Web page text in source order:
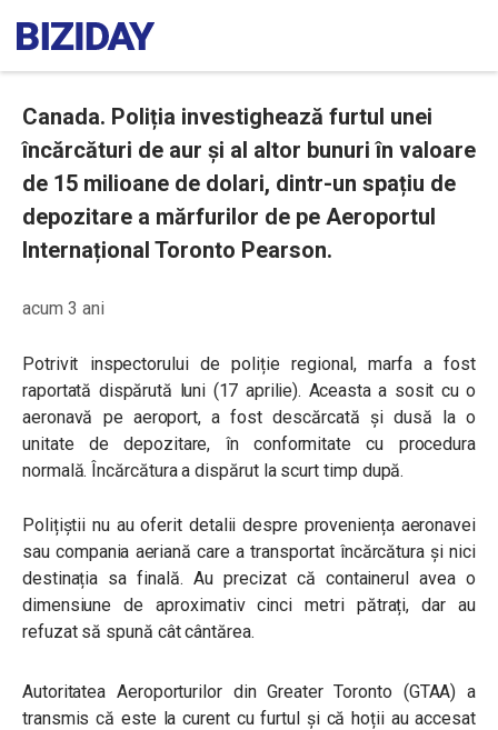
Canada. Poliția investighează furtul unei
încărcături de aur și al altor bunuri în valoare
de 15 milioane de dolari, dintr-un spațiu de
depozitare a mărfurilor de pe Aeroportul
Internațional Toronto Pearson.
acum 3 ani
Potrivit inspectorului de poliție regional, marfa a fost
raportată dispărută luni (17 aprilie). Aceasta a sosit cu o
aeronavă pe aeroport, a fost descărcată și dusă la o
unitate de depozitare, în conformitate cu procedura
normală. Încărcătura a dispărut la scurt timp după.
Polițiștii nu au oferit detalii despre proveniența aeronavei
sau compania aeriană care a transportat încărcătura și nici
destinația sa finală. Au precizat că containerul avea o
dimensiune de aproximativ cinci metri pătrați, dar au
refuzat să spună cât cântărea.
Autoritatea Aeroporturilor din Greater Toronto (GTAA) a
transmis că este la curent cu furtul și că hoții au accesat